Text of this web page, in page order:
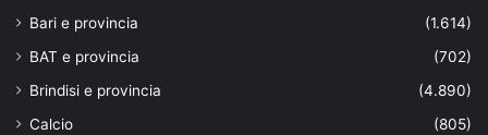
Bari e provincia
(1.614)
BAT e provincia
(702)
Brindisi e provincia
(4.890)
Calcio
(805)